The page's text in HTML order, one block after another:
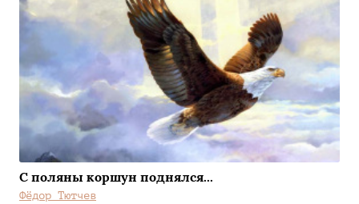
С поляны коршун поднялся...
Фёдор Тютчев